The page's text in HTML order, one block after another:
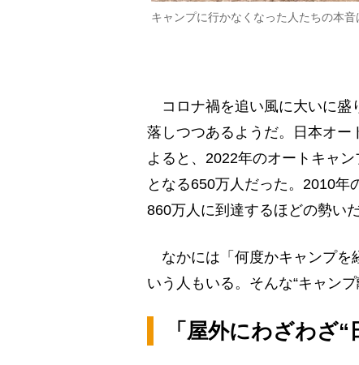
キャンプに行かなくなった人たちの本音
コロナ禍を追い風に大いに盛
落しつつあるようだ。日本オー
よると、2022年のオートキャ
となる650万人だった。2010年
860万人に到達するほどの勢い
なかには「何度かキャンプを
いう人もいる。そんな“キャン
「屋外にわざわざ